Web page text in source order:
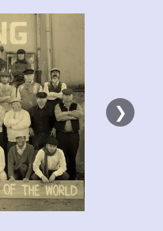
❯